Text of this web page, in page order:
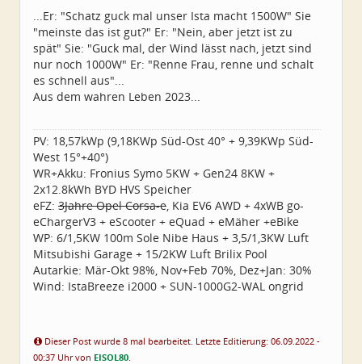
...Er: "Schatz guck mal unser Ista macht 1500W" Sie
"meinste das ist gut?" Er: "Nein, aber jetzt ist zu
spät" Sie: "Guck mal, der Wind lässt nach, jetzt sind
nur noch 1000W" Er: "Renne Frau, renne und schalt
es schnell aus"...
Aus dem wahren Leben 2023...
PV: 18,57kWp (9,18KWp Süd-Ost 40° + 9,39KWp Süd-
West 15°+40°)
WR+Akku: Fronius Symo 5KW + Gen24 8KW +
2x12.8kWh BYD HVS Speicher
eFZ: 3Jahre Opel Corsa-e, Kia EV6 AWD + 4xWB go-
eChargerV3 + eScooter + eQuad + eMäher +eBike
WP: 6/1,5KW 100m Sole Nibe Haus + 3,5/1,3KW Luft
Mitsubishi Garage + 15/2KW Luft Brilix Pool
Autarkie: Mär-Okt 98%, Nov+Feb 70%, Dez+Jan: 30%
Wind: IstaBreeze i2000 + SUN-1000G2-WAL ongrid
Dieser Post wurde 8 mal bearbeitet. Letzte Editierung: 06.09.2022 -
00:37 Uhr von EISOL80.